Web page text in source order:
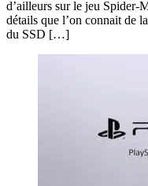
d’ailleurs sur le jeu Spider-
détails que l’on connait de
du SSD […]